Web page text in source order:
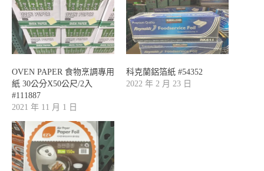
OVEN PAPER 食物烹調專用
紙 30公分X50公尺/2入
#111887
2021 年 11 月 1 日
科克蘭鋁箔紙 #54352
2022 年 2 月 23 日